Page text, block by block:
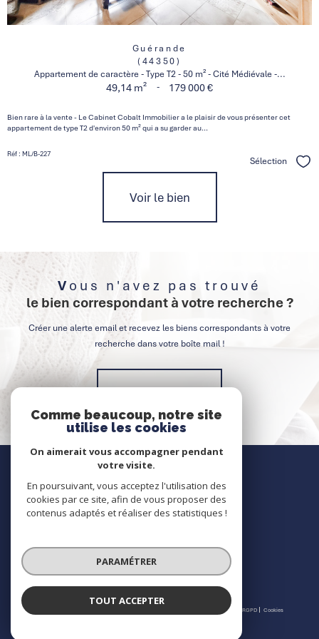
Guérande
(44350)
Appartement de caractère - Type T2 - 50 m² - Cité Médiévale -...
49,14 m² - 179 000 €
Bien rare à la vente - Le Cabinet Cobalt Immobilier a le plaisir de vous présenter cet
appartement de type T2 d'environ 50 m² qui a su garder au...
Réf : ML/B-227
Sélection
Voir le bien
Vous n'avez pas trouvé
le bien correspondant à votre recherche ?
Créer une alerte email et recevez les biens correspondants à votre
recherche dans votre boîte mail !
Nous contacter
Contact
Nous suivre
© 2026 | Tous droits réservés | Traduction powered by Google |
Politique RGPD Cookies
Comme beaucoup, notre site
utilise les cookies
On aimerait vous accompagner pendant
votre visite.
En poursuivant, vous acceptez l'utilisation des
cookies par ce site, afin de vous proposer des
contenus adaptés et réaliser des statistiques !
PARAMÉTRER
TOUT ACCEPTER